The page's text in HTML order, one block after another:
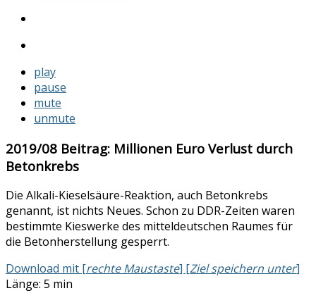
play
pause
mute
unmute
2019/08 Beitrag: Millionen Euro Verlust durch
Betonkrebs
Die Alkali-Kieselsäure-Reaktion, auch Betonkrebs
genannt, ist nichts Neues. Schon zu DDR-Zeiten waren
bestimmte Kieswerke des mitteldeutschen Raumes für
die Betonherstellung gesperrt.
Download mit [rechte Maustaste] [Ziel speichern unter]
Länge: 5 min